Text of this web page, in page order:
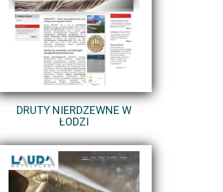
DRUTY NIERDZEWNE W
ŁODZI